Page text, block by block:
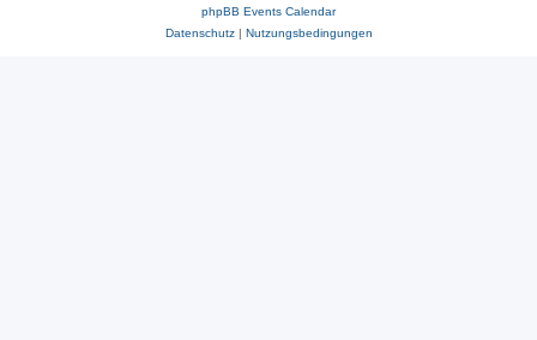
phpBB Events Calendar
Datenschutz| Nutzungsbedingungen